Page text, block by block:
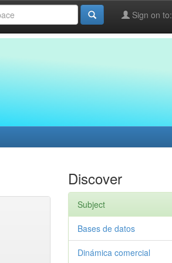
Sign on to:
Discover
Subject
Bases de datos
Dinámica comercial